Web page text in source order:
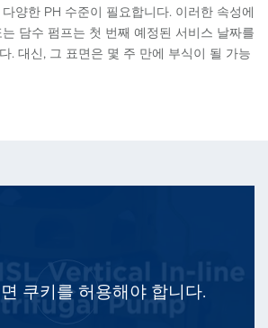
양한 PH 수준이 필요합니다. 이러한 속성에
담수 펌프는 첫 번째 예정된 서비스 날짜를
. 대신, 그 표면은 몇 주 만에 부식이 될 가능
쿠키를 허용해야 합니다.